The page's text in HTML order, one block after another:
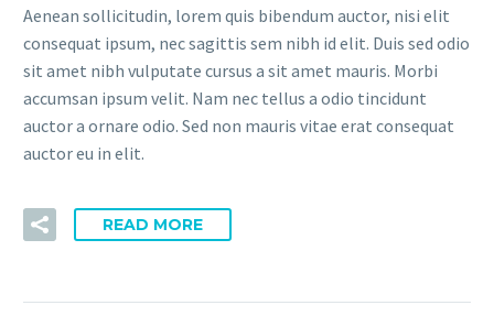
Aenean sollicitudin, lorem quis bibendum auctor, nisi elit
consequat ipsum, nec sagittis sem nibh id elit. Duis sed odio
sit amet nibh vulputate cursus a sit amet mauris. Morbi
accumsan ipsum velit. Nam nec tellus a odio tincidunt
auctor a ornare odio. Sed non mauris vitae erat consequat
auctor eu in elit.
READ MORE